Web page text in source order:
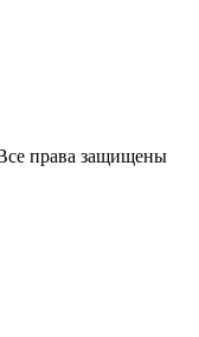
права защищены